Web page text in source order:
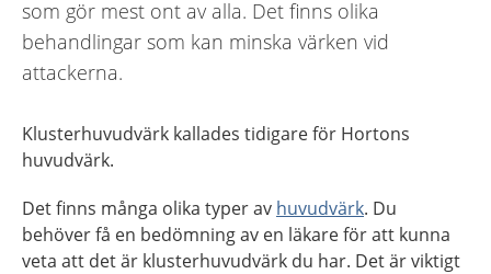
som gör mest ont av alla. Det finns olika
behandlingar som kan minska värken vid
attackerna.
Klusterhuvudvärk kallades tidigare för Hortons
huvudvärk.
Det finns många olika typer av huvudvärk. Du
behöver få en bedömning av en läkare för att kunna
veta att det är klusterhuvudvärk du har. Det är viktigt